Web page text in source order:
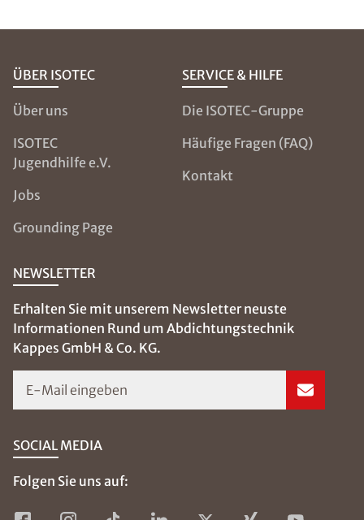
ÜBER ISOTEC
Über uns
ISOTEC
Jugendhilfe e.V.
Jobs
Grounding Page
SERVICE & HILFE
Die ISOTEC-Gruppe
Häufige Fragen (FAQ)
Kontakt
NEWSLETTER
Erhalten Sie mit unserem Newsletter neuste
Informationen Rund um Abdichtungstechnik
Kappes GmbH & Co. KG.
E-Mail eingeben
SOCIAL MEDIA
Folgen Sie uns auf: